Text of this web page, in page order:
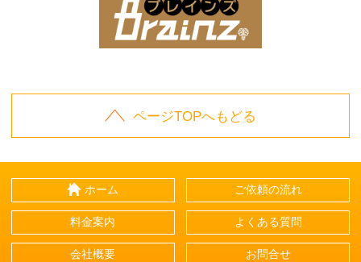
ページTOPへもどる
ホーム ご依頼の流れ
料金案内 よくある質問
会社概要 お問合せ